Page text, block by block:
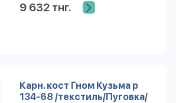
9 632 тнг.
Карн. кост Гном Кузьма р
134-68 /текстиль/Пуговка/